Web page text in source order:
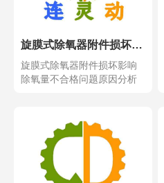
旋膜式除氧器附件损坏影响除氧量不合格问题原因分析衣解决措施
旋膜式除氧器附件损坏影响
除氧量不合格问题原因分析